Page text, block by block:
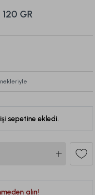
GR
sepetine ekledi.
alın!